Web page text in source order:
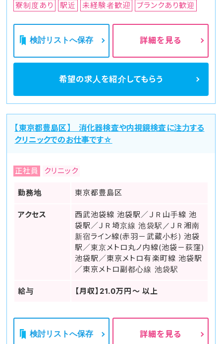
寮制度あり 駅近 未経験者歓迎 ブランクあり歓迎
検討リストへ保存 詳細を見る
希望の求人を紹介してもらう
【東京都豊島区】 消化器検査や内視鏡検査に注力する
クリニックでのお仕事です☆
正社員 クリニック
勤務地 東京都豊島区
アクセス
西武池袋線 池袋駅／ＪＲ山手線 池
袋駅／ＪＲ埼京線 池袋駅／ＪＲ湘南
新宿ライン線(赤羽－武蔵小杉) 池袋
駅／東京メトロ丸ノ内線(池袋－荻窪)
池袋駅／東京メトロ有楽町線 池袋駅
／東京メトロ副都心線 池袋駅
給与 【月収】21.0万円～ 以上
検討リストへ保存 詳細を見る